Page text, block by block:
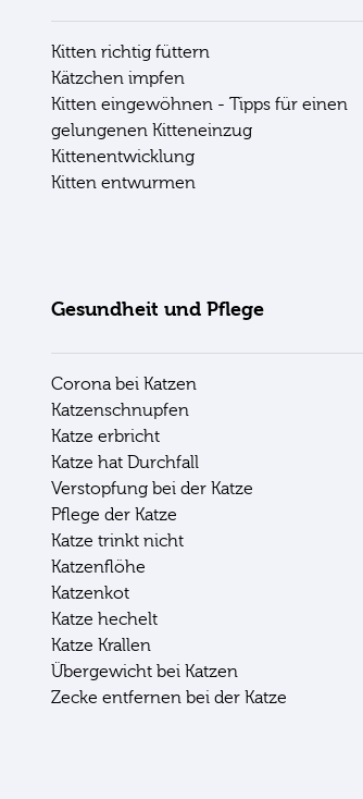
Kitten richtig füttern
Kätzchen impfen
Kitten eingewöhnen - Tipps für einen
gelungenen Kitteneinzug
Kittenentwicklung
Kitten entwurmen
Gesundheit und Pflege
Corona bei Katzen
Katzenschnupfen
Katze erbricht
Katze hat Durchfall
Verstopfung bei der Katze
Pflege der Katze
Katze trinkt nicht
Katzenflöhe
Katzenkot
Katze hechelt
Katze Krallen
Übergewicht bei Katzen
Zecke entfernen bei der Katze